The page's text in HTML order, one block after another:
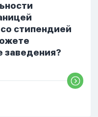
стипендией
заведения?